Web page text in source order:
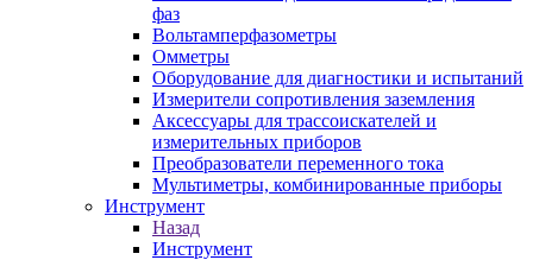
фаз
Вольтамперфазометры
Омметры
Оборудование для диагностики и испытаний
Измерители сопротивления заземления
Аксессуары для трассоискателей и
измерительных приборов
Преобразователи переменного тока
Мультиметры, комбинированные приборы
Инструмент
Назад
Инструмент